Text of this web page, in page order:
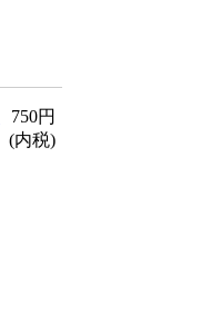
750円
(内税)